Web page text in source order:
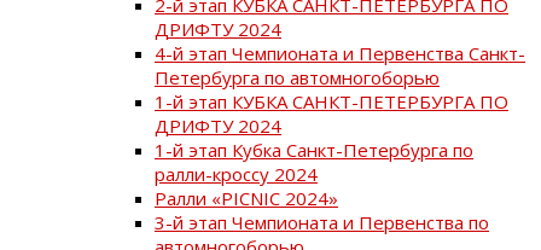
ДРИФТУ 2024
4-й этап Чемпионата и Первенства Санкт-
Петербурга по автомногоборью
1-й этап КУБКА САНКТ-ПЕТЕРБУРГА ПО
ДРИФТУ 2024
1-й этап Кубка Санкт-Петербурга по
ралли-кроссу 2024
Ралли «PICNIC 2024»
3-й этап Чемпионата и Первенства по